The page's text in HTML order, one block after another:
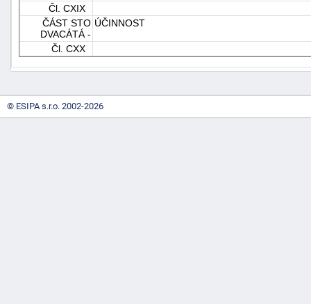
Čl. CXIX
ČÁST STO
DVACÁTÁ -
ÚČINNOST
Čl. CXX
© ESIPA s.r.o. 2002-2026